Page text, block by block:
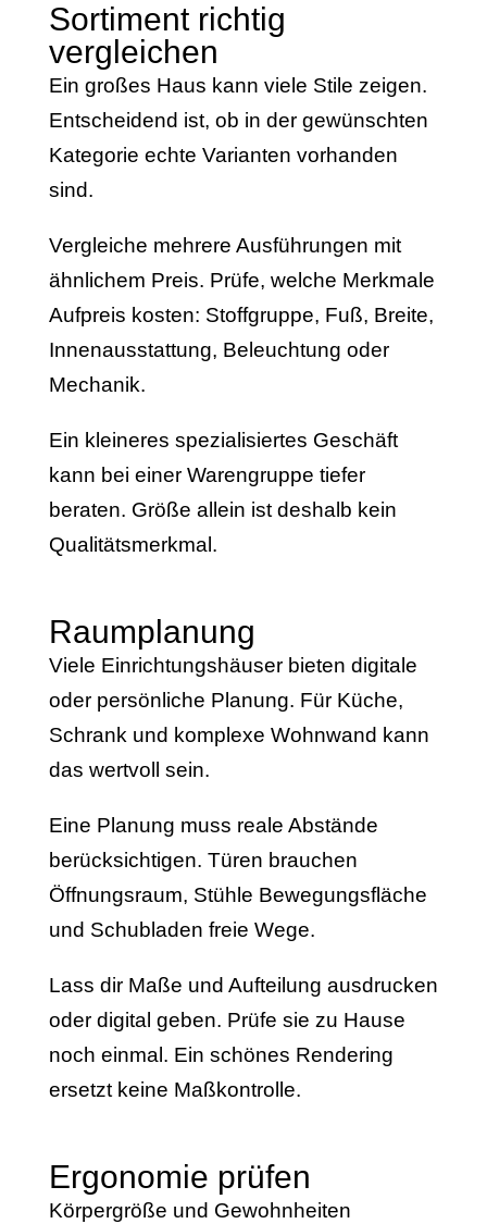
Sortiment richtig
vergleichen
Ein großes Haus kann viele Stile zeigen.
Entscheidend ist, ob in der gewünschten
Kategorie echte Varianten vorhanden
sind.
Vergleiche mehrere Ausführungen mit
ähnlichem Preis. Prüfe, welche Merkmale
Aufpreis kosten: Stoffgruppe, Fuß, Breite,
Innenausstattung, Beleuchtung oder
Mechanik.
Ein kleineres spezialisiertes Geschäft
kann bei einer Warengruppe tiefer
beraten. Größe allein ist deshalb kein
Qualitätsmerkmal.
Raumplanung
Viele Einrichtungshäuser bieten digitale
oder persönliche Planung. Für Küche,
Schrank und komplexe Wohnwand kann
das wertvoll sein.
Eine Planung muss reale Abstände
berücksichtigen. Türen brauchen
Öffnungsraum, Stühle Bewegungsfläche
und Schubladen freie Wege.
Lass dir Maße und Aufteilung ausdrucken
oder digital geben. Prüfe sie zu Hause
noch einmal. Ein schönes Rendering
ersetzt keine Maßkontrolle.
Ergonomie prüfen
Körpergröße und Gewohnheiten